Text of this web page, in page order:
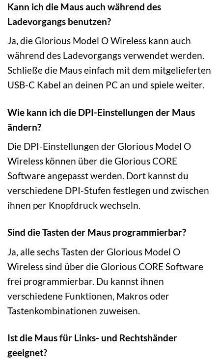
Kann ich die Maus auch während des
Ladevorgangs benutzen?
Ja, die Glorious Model O Wireless kann auch
während des Ladevorgangs verwendet werden.
Schließe die Maus einfach mit dem mitgelieferten
USB-C Kabel an deinen PC an und spiele weiter.
Wie kann ich die DPI-Einstellungen der Maus
ändern?
Die DPI-Einstellungen der Glorious Model O
Wireless können über die Glorious CORE
Software angepasst werden. Dort kannst du
verschiedene DPI-Stufen festlegen und zwischen
ihnen per Knopfdruck wechseln.
Sind die Tasten der Maus programmierbar?
Ja, alle sechs Tasten der Glorious Model O
Wireless sind über die Glorious CORE Software
frei programmierbar. Du kannst ihnen
verschiedene Funktionen, Makros oder
Tastenkombinationen zuweisen.
Ist die Maus für Links- und Rechtshänder
geeignet?